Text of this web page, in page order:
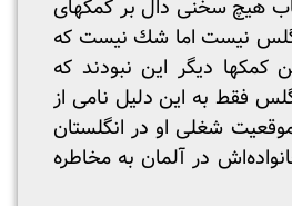
هیچ سخنی دال بر کمکهای
نیست اما شك نیست که
کمکها دیگر این نبودند که
فقط به این دلیل نامی از
شغلی او در انگلستان
در آلمان به مخاطره